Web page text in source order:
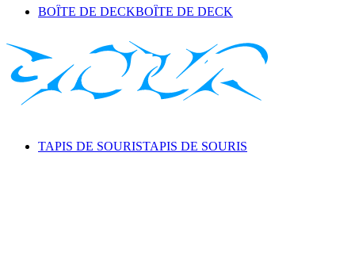
BOÎTE DE DECKBOÎTE DE DECK
TAPIS DE SOURISTAPIS DE SOURIS